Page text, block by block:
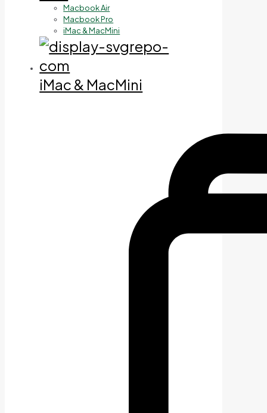
Macbook Air
Macbook Pro
iMac & MacMini
iMac & MacMini